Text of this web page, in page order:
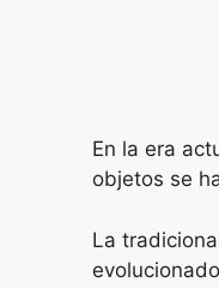
En la era
objetos se
La